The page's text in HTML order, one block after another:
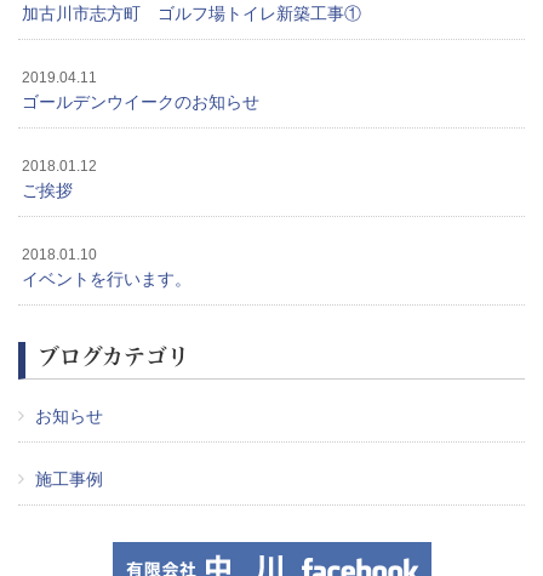
加古川市志方町 ゴルフ場トイレ新築工事①
2019.04.11
ゴールデンウイークのお知らせ
2018.01.12
ご挨拶
2018.01.10
イベントを行います。
ブログカテゴリ
お知らせ
施工事例